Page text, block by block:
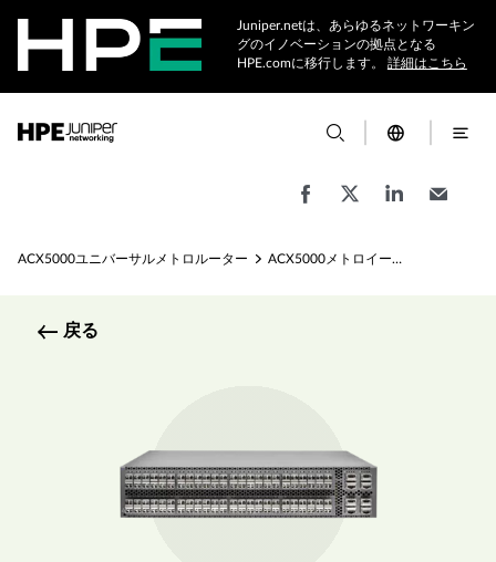
Juniper.netは、あらゆるネットワーキン
グのイノベーションの拠点となる
HPE.comに移行します。 詳細はこちら
ACX5000ユニバーサルメトロルーター ACX5000メトロイーサネットルータールーター仕様
戻る